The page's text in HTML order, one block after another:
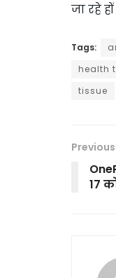
जा रहे हों
Tags:
health
tissue
17